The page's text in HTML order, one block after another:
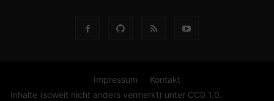
Impressum
Kontakt
Inhalte (soweit nicht anders vermerkt) unter CC0 1.0.